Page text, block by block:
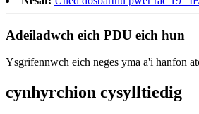
Adeiladwch eich PDU eich hun
Ysgrifennwch eich neges yma a'i hanfon
cynhyrchion cysylltiedig